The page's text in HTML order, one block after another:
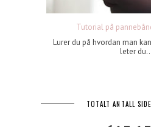
Tutorial på
Lurer du på hvordan man
leter
TOTALT ANTALL